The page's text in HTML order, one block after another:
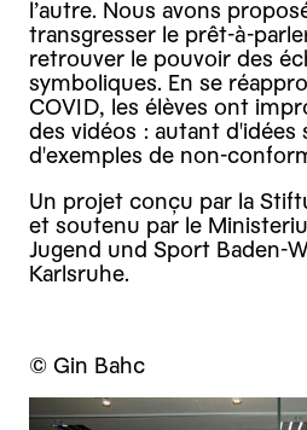
l’autre. Nous avons
transgresser le prêt-à-
retrouver le pouvoir des
symboliques. En se
COVID, les élèves ont
des vidéos : autant d'idées
d'exemples de non-
Un projet conçu par la
et soutenu par le
Jugend und Sport Baden-
Karlsruhe.
© Gin Bahc